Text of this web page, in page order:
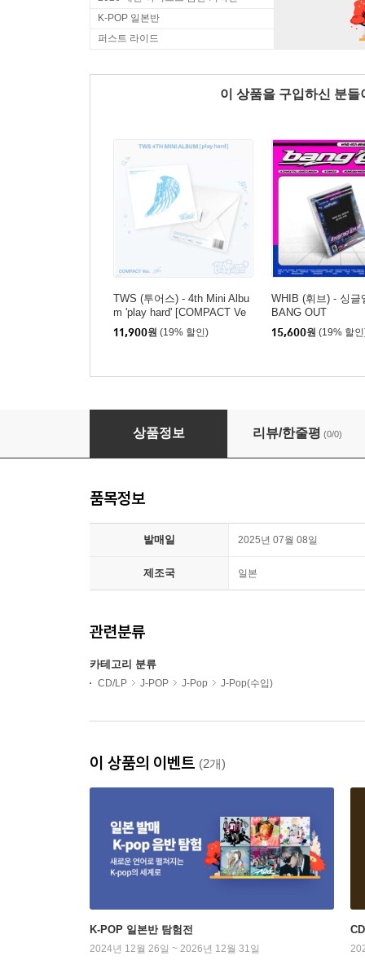
K-POP 일본반
퍼스트 라이드
이 상품을 구입하신 분
TWS (투어스) - 4th Mini Albu
m 'play hard' [COMPACT Ve
r.][7종 중 1종 랜덤발송]
11,900원 (19% 할인)
WHIB (휘브) - 싱글
BANG OUT
15,600원 (19% 할
TWS (투어스) - 일본 싱글 1집 Hajimemashite
상품정보 리뷰/한줄평 (0/0)
품목정보
발매일 2025년 07월 08일
제조국 일본
관련분류
카테고리 분류
CD/LP J-POP J-Pop J-Pop(수입)
이 상품의 이벤트 (2개)
K-POP 일본반 탐험전
2024년 12월 26일 ~ 2026년 12월 31일